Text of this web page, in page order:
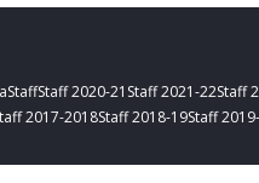
StaffStaff 2020-21 Staff 2021-22Staff
2017-2018Staff 2018-19Staff